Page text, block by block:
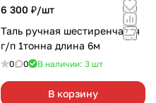
6 300 ₽/шт
Таль ручная шестиренчатая
г/п 1тонна длина 6м
0 0 В наличии: 3 шт
В корзину